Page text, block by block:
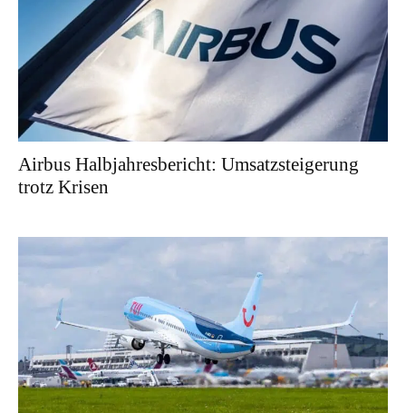
Airbus Halbjahresbericht: Umsatzsteigerung
trotz Krisen